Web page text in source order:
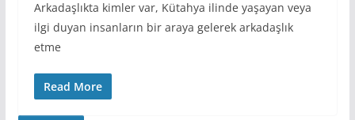
Arkadaşlıkta kimler var, Kütahya ilinde yaşayan veya
ilgi duyan insanların bir araya gelerek arkadaşlık
etme
Read More